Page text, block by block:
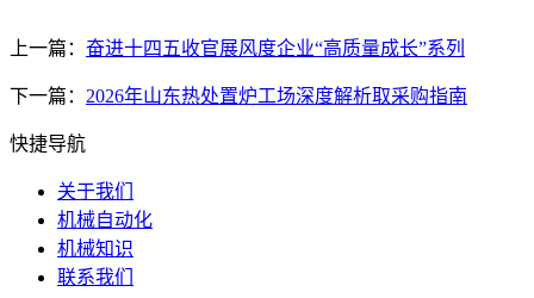
上一篇： 奋进十四五收官展风度企业“高质量成长”系列
下一篇： 2026年山东热处置炉工场深度解析取采购指南
快捷导航
关于我们
机械自动化
机械知识
联系我们